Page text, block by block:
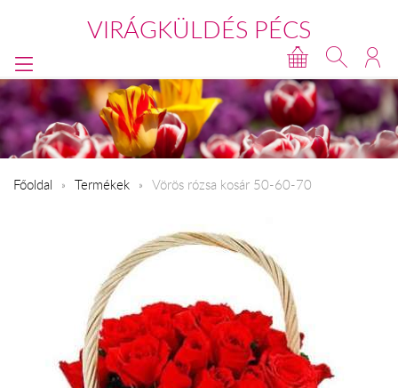
VIRÁGKÜLDÉS PÉCS
Főoldal Termékek Vörös rózsa kosár 50-60-70